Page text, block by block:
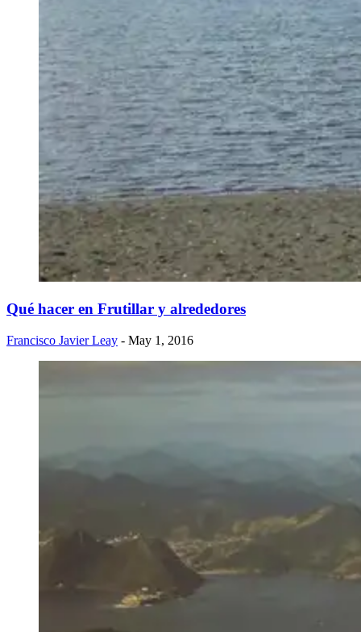
Qué hacer en Frutillar y alrededores
Francisco Javier Leay - May 1, 2016